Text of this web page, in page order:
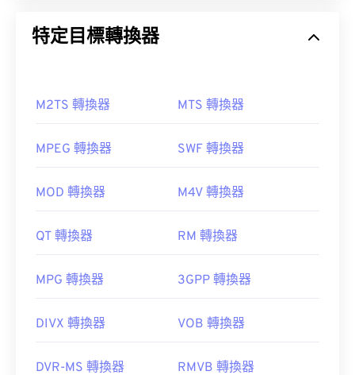
特定目標轉換器
M2TS 轉換器 MTS 轉換器
MPEG 轉換器 SWF 轉換器
MOD 轉換器 M4V 轉換器
QT 轉換器 RM 轉換器
MPG 轉換器 3GPP 轉換器
DIVX 轉換器 VOB 轉換器
DVR-MS 轉換器 RMVB 轉換器